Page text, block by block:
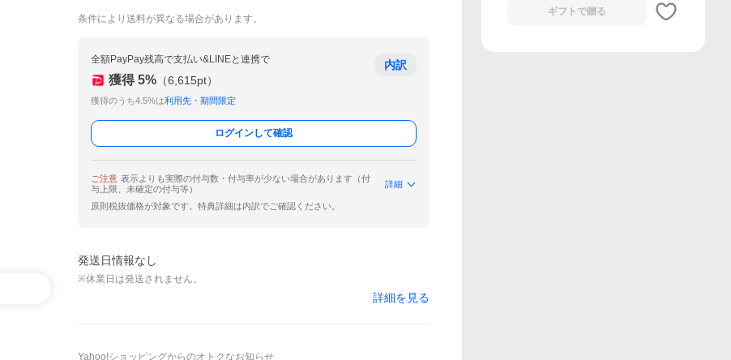
条件により送料が異なる場合があります。
全額PayPay残高で支払い&LINEと連携で
獲得 5% （6,615pt）
獲得のうち4.5%は利用先・期間限定
内訳
ログインして確認
ご注意 表示よりも実際の付与数・付与率が少ない場合があります（付
与上限、未確定の付与等）
詳細
原則税抜価格が対象です。特典詳細は内訳でご確認ください。
発送日情報なし
※休業日は発送されません。
詳細を見る
Yahoo!ショッピングからのオトクなお知らせ
ギフトで贈る